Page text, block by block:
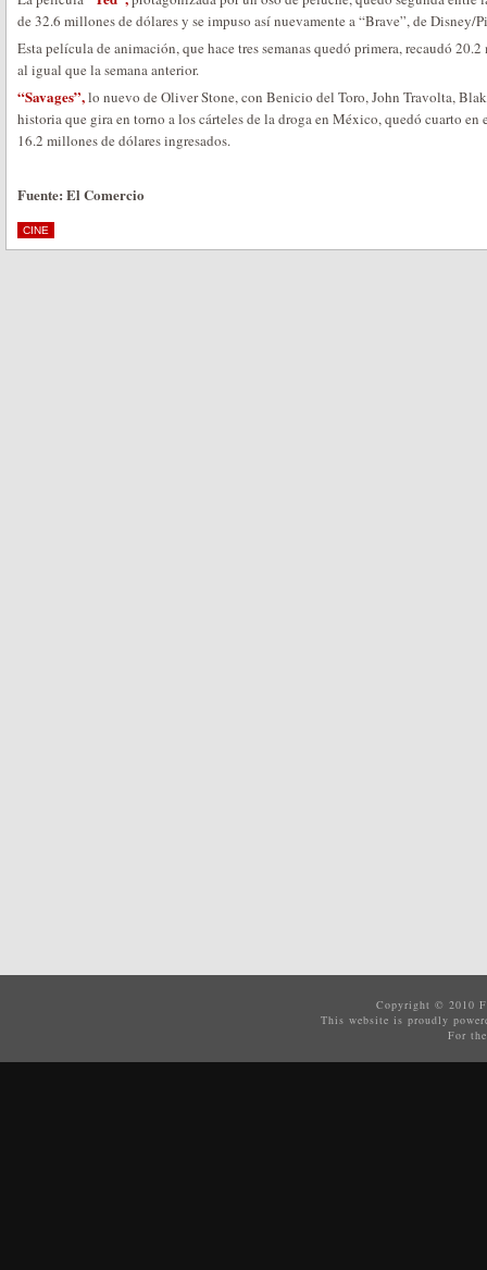
de 32.6 millones de dólares y se impuso así nuevamente a “Brave”, de Disney/
Esta película de animación, que hace tres semanas quedó primera, recaudó
al igual que la semana anterior.
“Savages”,lo nuevo de Oliver Stone, con Benicio del Toro, John Travolta,
historia que gira en torno a los cárteles de la droga en México, quedó cuarto en
16.2 millones de dólares ingresados.
Fuente: El Comercio
CINE
Copyright © 2010
This website is proudly
For